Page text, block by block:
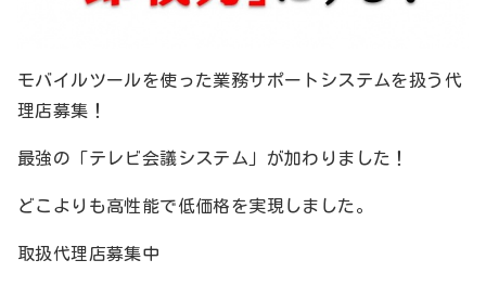
モバイルツールを使った業務サポートシステムを扱う代
理店募集！
最強の「テレビ会議システム」が加わりました！
どこよりも高性能で低価格を実現しました。
取扱代理店募集中